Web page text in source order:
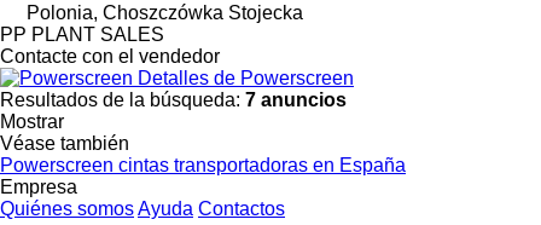
Polonia, Choszczówka Stojecka
PP PLANT SALES
Contacte con el vendedor
Detalles de Powerscreen
Resultados de la búsqueda: 7 anuncios
Mostrar
Véase también
Powerscreen cintas transportadoras en España
Empresa
Quiénes somosAyuda Contactos